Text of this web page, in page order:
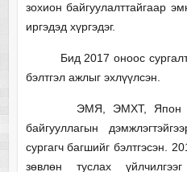
зохион байгуулалттайгаар
иргэдэд хүргэдэг.
Бид 2017 оноос сургалт
бэлтгэл ажлыг эхлүүлсэн.
ЭМЯ, ЭМХТ, Япон
байгууллагын
сургагч багшийг бэлтгэсэн.
зөвлөн туслах